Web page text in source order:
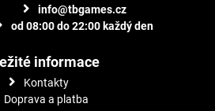
info@tbgames.cz
od 08:00 do 22:00 každý den
informace
Kontakty
Doprava a platba